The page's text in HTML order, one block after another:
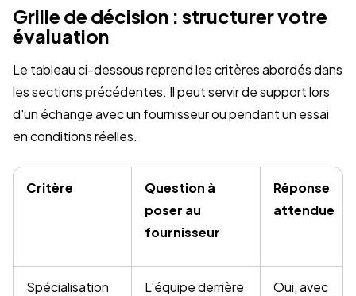
Grille de décision : structurer votre
évaluation
Le tableau ci-dessous reprend les critères abordés dans
les sections précédentes. Il peut servir de support lors
d'un échange avec un fournisseur ou pendant un essai
en conditions réelles.
Critère
Question à
poser au
fournisseur
Réponse
attendue
Spécialisation
L'équipe derrière
Oui, avec